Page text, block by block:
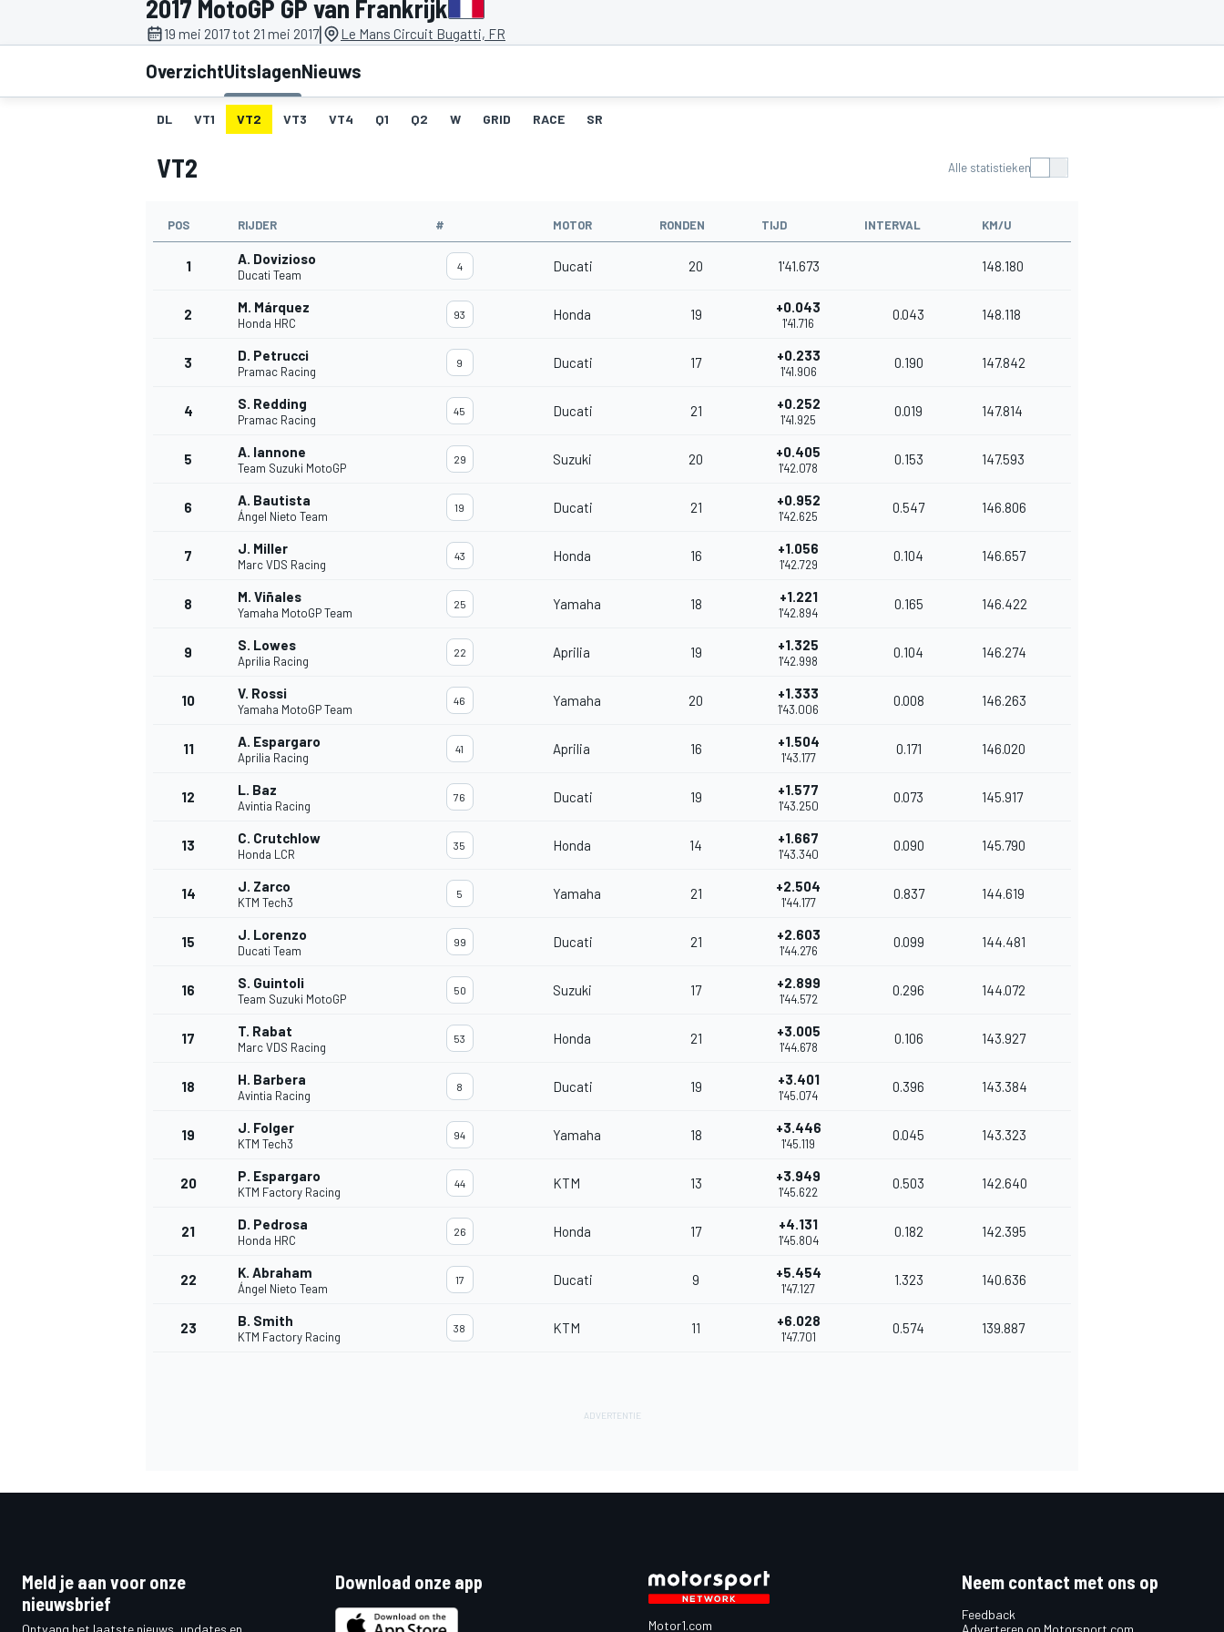
2017 MotoGP GP van Frankrijk
19 mei 2017 tot 21 mei 2017| Le Mans Circuit Bugatti, FR
OverzichtUitslagenNieuws
DL VT1 VT2 VT3 VT4 Q1 Q2 W GRID RACE SR
VT2 Alle statistieken
POS RIJDER # MOTOR RONDEN TIJD INTERVAL KM/U
1 A. Dovizioso
Ducati Team
4 Ducati 20 1'41.673 148.180
2 M. Márquez
Honda HRC
93 Honda 19 +0.043
1'41.716
0.043 148.118
3 D. Petrucci
Pramac Racing
9 Ducati 17 +0.233
1'41.906
0.190 147.842
4 S. Redding
Pramac Racing
45 Ducati 21 +0.252
1'41.925
0.019 147.814
5 A. Iannone
Team Suzuki MotoGP
29 Suzuki 20 +0.405
1'42.078
0.153 147.593
6 A. Bautista
Ángel Nieto Team
19 Ducati 21 +0.952
1'42.625
0.547 146.806
7 J. Miller
Marc VDS Racing
43 Honda 16 +1.056
1'42.729
0.104 146.657
8 M. Viñales
Yamaha MotoGP Team
25 Yamaha 18 +1.221
1'42.894
0.165 146.422
9 S. Lowes
Aprilia Racing
22 Aprilia 19 +1.325
1'42.998
0.104 146.274
10 V. Rossi
Yamaha MotoGP Team
46 Yamaha 20 +1.333
1'43.006
0.008 146.263
11 A. Espargaro
Aprilia Racing
41 Aprilia 16 +1.504
1'43.177
0.171 146.020
12 L. Baz
Avintia Racing
76 Ducati 19 +1.577
1'43.250
0.073 145.917
13 C. Crutchlow
Honda LCR
35 Honda 14 +1.667
1'43.340
0.090 145.790
14 J. Zarco
KTM Tech3
5 Yamaha 21 +2.504
1'44.177
0.837 144.619
15 J. Lorenzo
Ducati Team
99 Ducati 21 +2.603
1'44.276
0.099 144.481
16 S. Guintoli
Team Suzuki MotoGP
50 Suzuki 17 +2.899
1'44.572
0.296 144.072
17 T. Rabat
Marc VDS Racing
53 Honda 21 +3.005
1'44.678
0.106 143.927
18 H. Barbera
Avintia Racing
8 Ducati 19 +3.401
1'45.074
0.396 143.384
19 J. Folger
KTM Tech3
94 Yamaha 18 +3.446
1'45.119
0.045 143.323
20 P. Espargaro
KTM Factory Racing
44 KTM 13 +3.949
1'45.622
0.503 142.640
21 D. Pedrosa
Honda HRC
26 Honda 17 +4.131
1'45.804
0.182 142.395
22 K. Abraham
Ángel Nieto Team
17 Ducati 9 +5.454
1'47.127
1.323 140.636
23 B. Smith
KTM Factory Racing
38 KTM 11 +6.028
1'47.701
0.574 139.887
Meld je aan voor onze
nieuwsbrief
Ontvang het laatste nieuws, updates en
Download onze app
Motor1.com
Neem contact met ons op
Feedback
Adverteren op Motorsport.com